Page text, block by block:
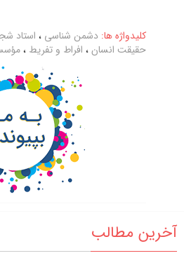
کلیدواژه ها: دشمن شناسی ، استاد
حقیقت انسان، افراط و تفریط ،
آخرین مطالب